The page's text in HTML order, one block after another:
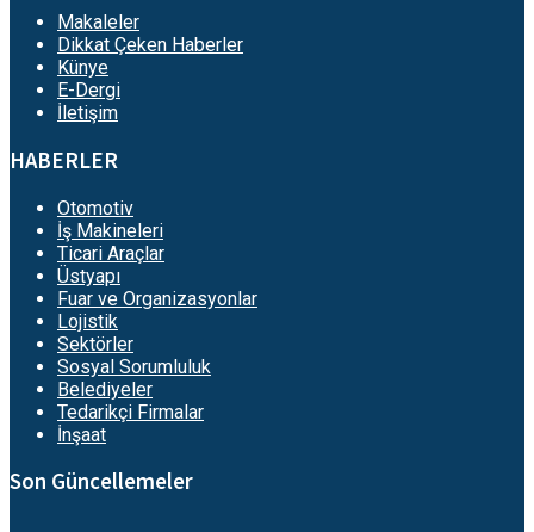
Makaleler
Dikkat Çeken Haberler
Künye
E-Dergi
İletişim
HABERLER
Otomotiv
İş Makineleri
Ticari Araçlar
Üstyapı
Fuar ve Organizasyonlar
Lojistik
Sektörler
Sosyal Sorumluluk
Belediyeler
Tedarikçi Firmalar
İnşaat
Son Güncellemeler